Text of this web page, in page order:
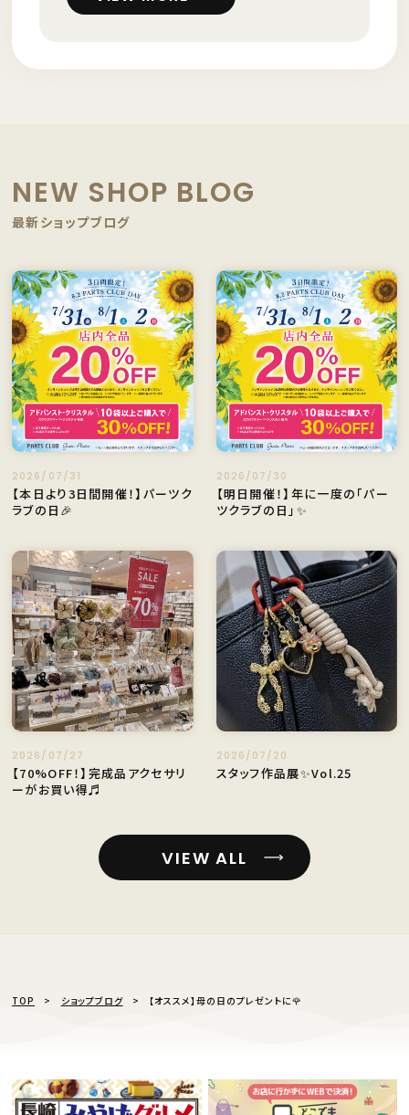
NEW SHOP BLOG
最新ショップブログ
2026/07/31
【本日より3日間開催！】パーツク
ラブの日🎉
2026/07/30
【明日開催！】年に一度の「パー
ツクラブの日」✨
2026/07/27
【70%OFF！】完成品アクセサリ
ーがお買い得♬
2026/07/20
スタッフ作品展✨Vol.25
VIEW ALL
TOP ショップブログ 【オススメ】母の日のプレゼントに🌹